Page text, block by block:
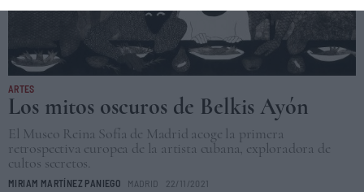
ARTES
Los mitos oscuros de Belkis Ayón
El Museo Reina Sofía de Madrid acoge la primera
retrospectiva europea de la artista cubana, exploradora de
cultos secretos.
MIRIAM MARTÍNEZ PANIEGO MADRID 22/11/2021